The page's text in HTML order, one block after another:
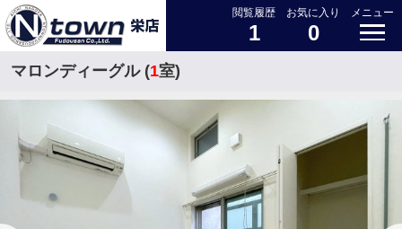
閲覧履歴
1
お気に入り
0
メニュー
マロンディーグル (1室)